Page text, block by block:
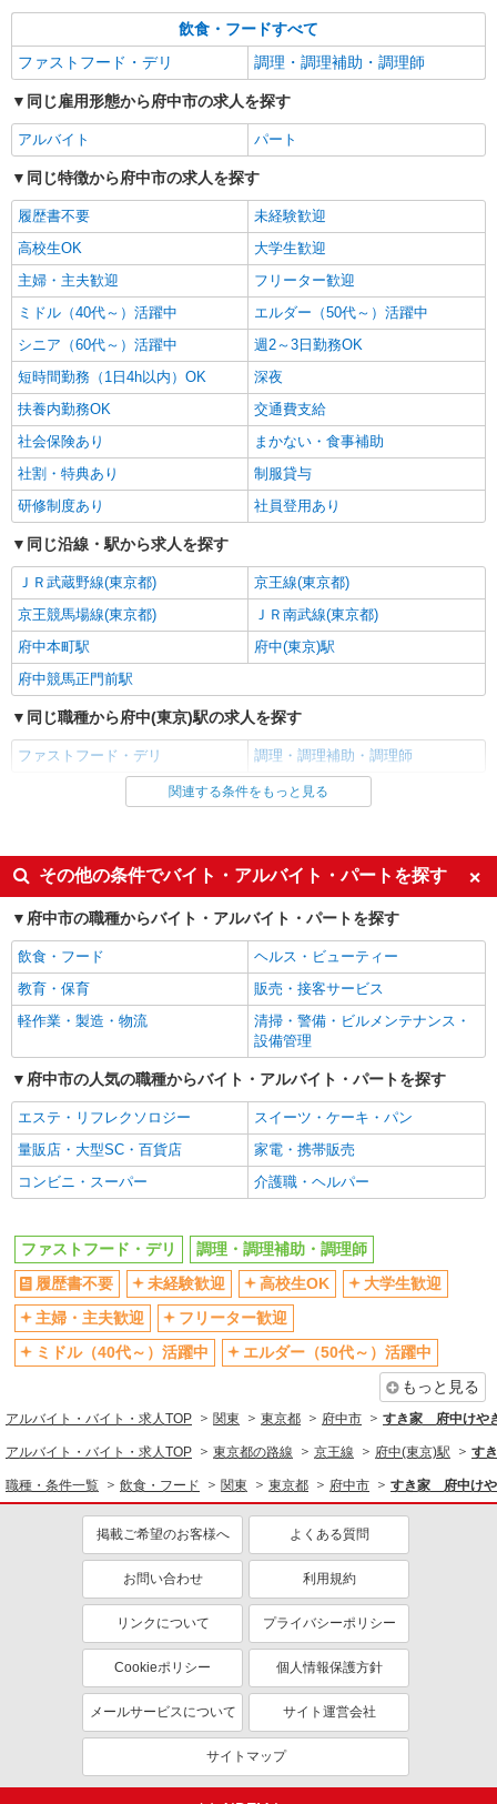
詳細を見る
正社員
株式会社HITOWA フードサービスカンパニー
福祉施設での調理師（チーフ候補）【正社員】
月給25万円〜30万円 ※給与は経験や前職給与
に応じて決定します。 賞与年2回
コートウエスト府中 （東京都府中市西府町3丁
キープ 詳細を見る
アルバイト パート
すき家 府中本宿店
すき家の店舗スタッフ（接客・調理・清掃な
ど）
東京都府中市本宿町4-29-1
キープ 詳細を見る
アルバイト パート
すき家 京王リトナード東府中店
すき家の店舗スタッフ（接客・調理・清掃な
ど）
時給1,270円 ※22:00〜翌5:00：時給1,588円 ※
高校生時給1,226円 ※早朝手当（5:00〜9:00）時給
府中1F
キープ 詳細を見る
パート
福祉施設での調理員【アルバイト・パート】
時給1,470円以上 ※経験によりスタート時給は
により時給を見直します。 ※アルバイト賞与（寸
志）：あり 年2回。勤続年数により金額UP。
キープ 詳細を見る
すき家 京王リトナード東府中店
すき家の店舗スタッフ（接客・調理・清掃な
ど）
時給1,588円
東京都府中市清水ヶ丘1-8-3京王リトナード東
府中1F
キープ 詳細を見る
飲食・フードすべて
ファストフード・デリ
調理・調理補助・調理師
同じ雇用形態から府中市の求人を探す
アルバイト パート
同じ特徴から府中市の求人を探す
履歴書不要
未経験歓迎
高校生OK
大学生歓迎
主婦・主夫歓迎
フリーター歓迎
ミドル（40代～）活躍中
エルダー（50代～）活躍中
シニア（60代～）活躍中
週2～3日勤務OK
短時間勤務（1日4h以内）OK
深夜
扶養内勤務OK
交通費支給
社会保険あり
まかない・食事補助
社割・特典あり
制服貸与
研修制度あり
社員登用あり
同じ沿線・駅から求人を探す
ＪＲ武蔵野線(東京都)
京王線(東京都)
京王競馬場線(東京都)
ＪＲ南武線(東京都)
府中本町駅
府中(東京)駅
府中競馬正門前駅
同じ職種から府中(東京)駅の求人を探す
ファストフード・デリ 調理・調理補助・調理師
同じ雇用形態から府中(東京)駅の求人を探す
同じ特徴から府中(東京)駅の求人を探す
履歴書不要
未経験歓迎
高校生OK
大学生歓迎
主婦・主夫歓迎
フリーター歓迎
ミドル（40代～）活躍中
エルダー（50代～）活躍中
週2～3日勤務OK
短時間勤務（1日4h以内）OK
深夜
扶養内勤務OK
交通費支給
社会保険あり
まかない・食事補助
社割・特典あり
制服貸与
研修制度あり
社員登用あり
同じ職種から求人を探す
飲食・フード
ファストフード・デリ
調理・調理補助・調理師
同じ特徴から求人を探す
大学生歓迎
ミドル（40代～）活躍中
週2～3日勤務OK
短時間勤務（1日4h以内）OK
深夜
扶養内勤務OK
交通費支給
社会保険あり
関連する条件をもっと見る
その他の条件でバイト・アルバイト・パートを探す
府中市の職種からバイト・アルバイト・パートを探す
飲食・フード
ヘルス・ビューティー
教育・保育
販売・接客サービス
軽作業・製造・物流
清掃・警備・ビルメンテナンス・
設備管理
府中市の人気の職種からバイト・アルバイト・パートを探す
エステ・リフレクソロジー
スイーツ・ケーキ・パン
量販店・大型SC・百貨店
家電・携帯販売
コンビニ・スーパー
介護職・ヘルパー
ファストフード・デリ
調理・調理補助・調理師
履歴書不要
未経験歓迎 高校生OK
大学生歓迎
主婦・主夫歓迎
フリーター歓迎
ミドル（40代～）活躍中
エルダー（50代～）活躍中
もっと見る
アルバイト・バイト・求人TOP 関東 東京都 府中市 すき家 府中けや
アルバイト・バイト・求人TOP 東京都の路線 京王線 府中(東京)駅 す
職種・条件一覧 飲食・フード 関東 東京都 府中市 すき家 府中けや
掲載ご希望のお客様へ よくある質問
お問い合わせ 利用規約
リンクについて プライバシーポリシー
Cookieポリシー 個人情報保護方針
メールサービスについて サイト運営会社
サイトマップ